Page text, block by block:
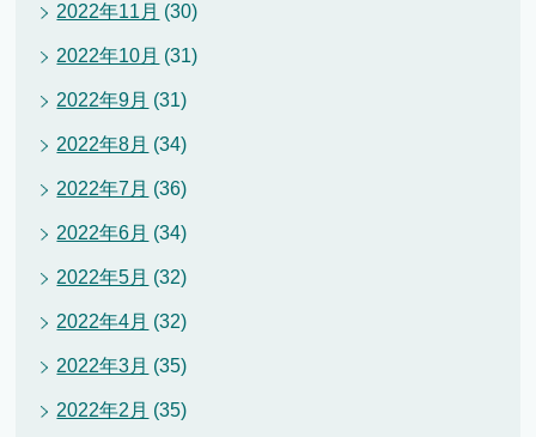
2022年11月 (30)
2022年10月 (31)
2022年9月 (31)
2022年8月 (34)
2022年7月 (36)
2022年6月 (34)
2022年5月 (32)
2022年4月 (32)
2022年3月 (35)
2022年2月 (35)